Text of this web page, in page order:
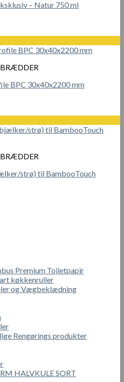
– Natur 750 ml
BPC 30x40x2200 mm
strø) til BambooTouch
Premium Toiletpapir
køkkenruller
og Vægbeklædning
Rengørings produkter
HALVKULE SORT